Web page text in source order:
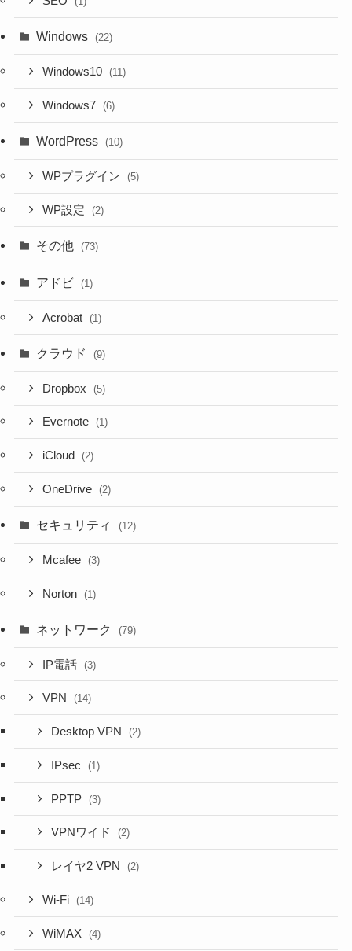
Windows (22)
Windows10 (11)
Windows7 (6)
WordPress (10)
WPプラグイン (5)
WP設定 (2)
その他 (73)
アドビ (1)
Acrobat (1)
クラウド (9)
Dropbox (5)
Evernote (1)
iCloud (2)
OneDrive (2)
セキュリティ (12)
Mcafee (3)
Norton (1)
ネットワーク (79)
IP電話 (3)
VPN (14)
Desktop VPN (2)
IPsec (1)
PPTP (3)
VPNワイド (2)
レイヤ2 VPN (2)
Wi-Fi (14)
WiMAX (4)